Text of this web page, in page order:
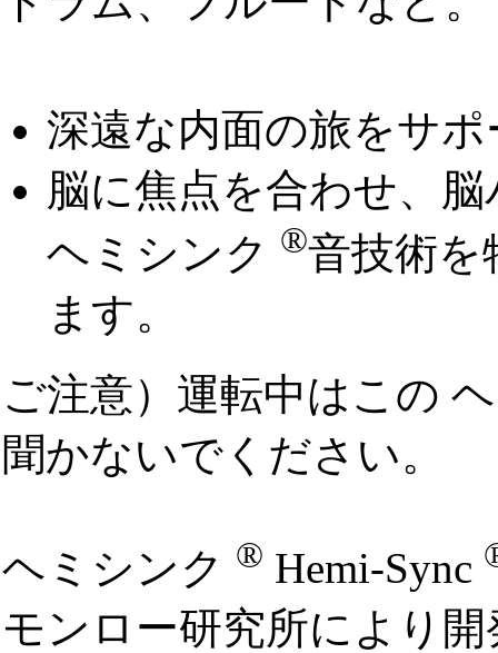
深遠な内面の旅をサ
脳に焦点を合わせ、
ヘミシンク ®音技術を
ます。
ご注意）運転中はこの
聞かないでください。
ヘミシンク ® Hemi-Sync
モンロー研究所により